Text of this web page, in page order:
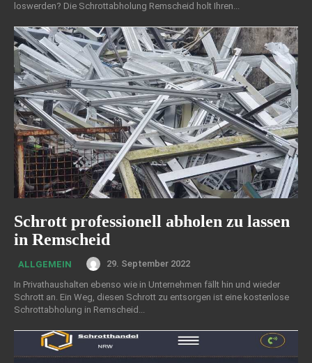
loswerden? Die Schrottabholung Remscheid holt Ihren...
Schrott professionell abholen zu lassen
in Remscheid
ALLGEMEIN
29. September 2022
In Privathaushalten ebenso wie in Unternehmen fällt hin und wieder
Schrott an. Ein Weg, diesen Schrott zu entsorgen ist eine kostenlose
Schrottabholung in Remscheid...